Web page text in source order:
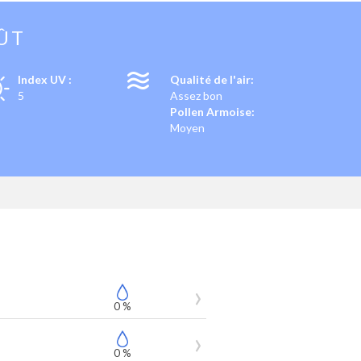
Index UV :
5
Qualité de l'air:
Assez bon
Pollen Armoise:
Moyen
0 %
0 %